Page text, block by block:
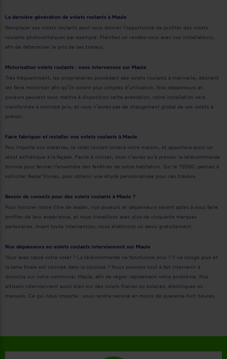
La dernière génération de volets roulants à Maule
Remplacer ses volets roulants peut vous donner l’opportunité de profiter des volets
roulants photovoltaïques par exemple. Planifiez un rendez-vous avec nos installateurs,
afin de déterminer le prix de ces travaux.
Motorisation volets roulants : nous intervenons sur Maule
Très fréquemment, les propriétaires possédant des volets roulants à manivelle, désirent
les faire motoriser afin qu’ils soient plus simples d’utilisation. Nos dépanneurs et
poseurs peuvent vous mettre à disposition cette prestation, votre installation sera
transformée à moindre prix, et vous n’aurez pas de changement global de vos volets à
prévoir.
Faire fabriquer et installer vos volets roulants à Maule
Peu importe son matériau, le volet roulant isolera votre maison, et apportera aussi un
atout esthétique à la façade. Facile à utiliser, vous n’aurez qu’à presser la télécommande
fournie pour fermer l’ensemble des fenêtres de votre habitation. Sur le 78580, pensez à
solliciter Repar’Stores, pour obtenir une étude personnalisée pour ces travaux.
Besoin de conseils pour des volets roulants à Maule ?
Pour honorer notre titre de leader, nos poseurs et dépanneurs seront aptes à vous faire
profiter de leur expérience, et nous travaillons avec plus de cinquante marques
partenaires. Avant toute intervention, nous établirons un devis gratuitement.
Nos dépanneurs en volets roulants interviennent sur Maule
Vous avez cassé votre volet ? La télécommande ne fonctionne plus ? Il ne bouge plus et
la lame finale est coincée dans la coulisse ? Nous pouvons tout à fait intervenir à
domicile sur votre commune, Maule, afin de régler rapidement votre problème. Nos
artisans interviennent aussi bien sur des volets filaires ou solaires, électriques ou
manuels. Ce qui nous importe : vous rendre service en moins de quarante-huit heures.